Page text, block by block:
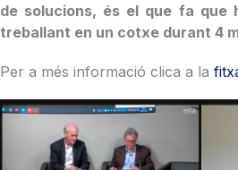
de solucions, és el que fa que
treballant en un cotxe durant 4
Per a més informació clica a la